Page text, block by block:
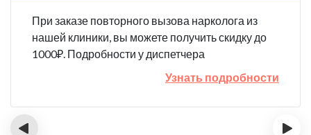
При заказе повторного вызова нарколога из
нашей клиники, вы можете получить скидку до
1000₽. Подробности у диспетчера
Узнать подробности
‹ ›